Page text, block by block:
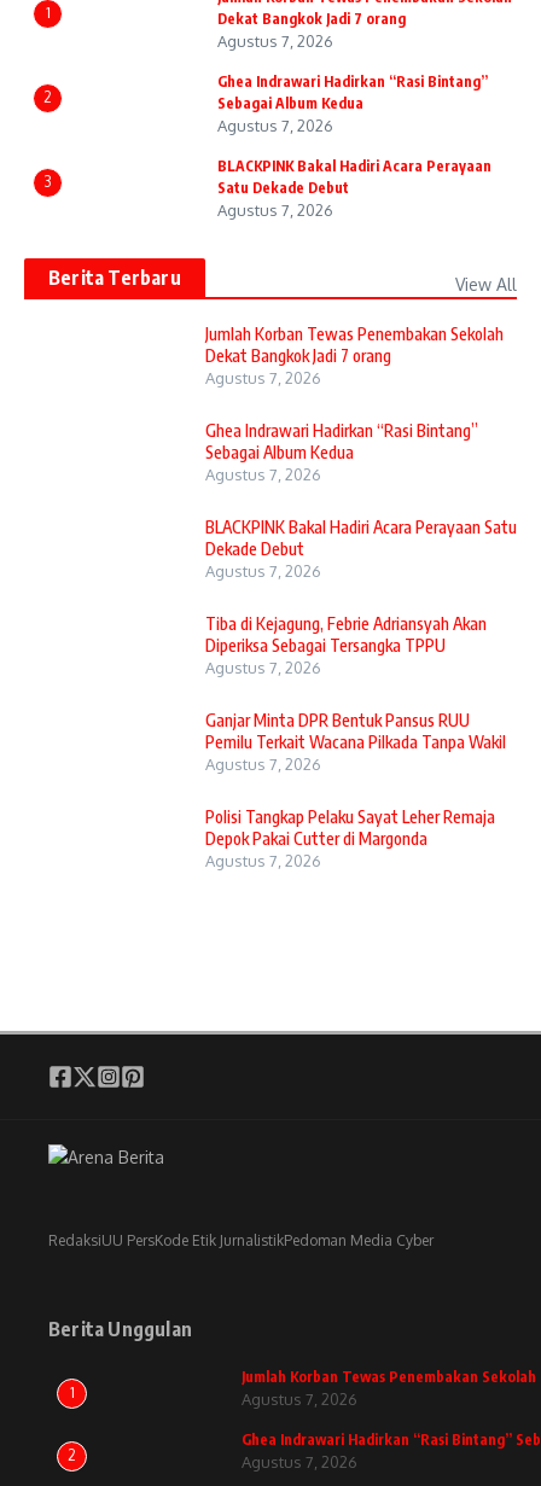
1
Dekat Bangkok Jadi 7 orang
Agustus 7, 2026
2
Ghea Indrawari Hadirkan “Rasi Bintang”
Sebagai Album Kedua
Agustus 7, 2026
3
BLACKPINK Bakal Hadiri Acara Perayaan
Satu Dekade Debut
Agustus 7, 2026
Berita Terbaru View All
Jumlah Korban Tewas Penembakan Sekolah
Dekat Bangkok Jadi 7 orang
Agustus 7, 2026
Ghea Indrawari Hadirkan “Rasi Bintang”
Sebagai Album Kedua
Agustus 7, 2026
BLACKPINK Bakal Hadiri Acara Perayaan Satu
Dekade Debut
Agustus 7, 2026
Tiba di Kejagung, Febrie Adriansyah Akan
Diperiksa Sebagai Tersangka TPPU
Agustus 7, 2026
Ganjar Minta DPR Bentuk Pansus RUU
Pemilu Terkait Wacana Pilkada Tanpa Wakil
Agustus 7, 2026
Polisi Tangkap Pelaku Sayat Leher Remaja
Depok Pakai Cutter di Margonda
Agustus 7, 2026
RedaksiUU PersKode Etik JurnalistikPedoman Media Cyber
Berita Unggulan
1
Jumlah Korban Tewas Penembakan
Agustus 7, 2026
2
Ghea Indrawari Hadirkan “Rasi Bintang”
Agustus 7, 2026